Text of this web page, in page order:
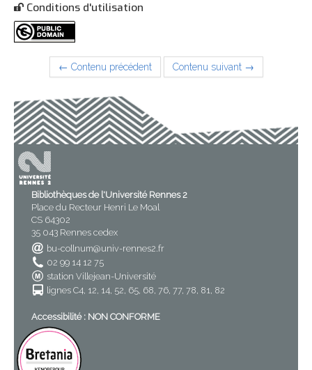
Conditions d'utilisation
← Contenu précédent Contenu suivant →
Bibliothèques de l'Université Rennes 2
Place du Recteur Henri Le Moal
CS 64302
35 043 Rennes cedex
bu-collnum@univ-rennes2.fr
02 99 14 12 75
station Villejean-Université
lignes C4, 12, 14, 52, 65, 68, 76, 77, 78, 81, 82
Accessibilité : NON CONFORME